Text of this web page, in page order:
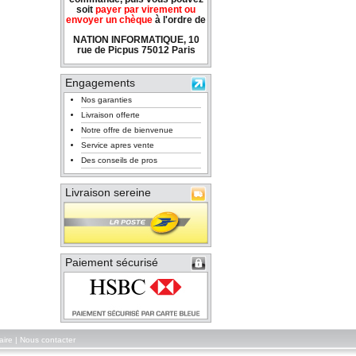
soit payer par virement ou
envoyer un chèque à l'ordre de
NATION INFORMATIQUE, 10
rue de Picpus 75012 Paris
Engagements
Nos garanties
Livraison offerte
Notre offre de bienvenue
Service apres vente
Des conseils de pros
Livraison sereine
Paiement sécurisé
Nous contacter